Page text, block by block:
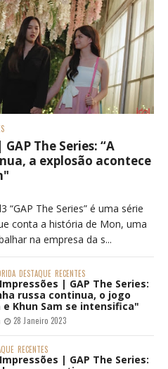
The Series: “A
a explosão acontece
“GAP The Series” é uma série
conta a história de Mon, uma
na empresa da s...
DESTAQUE RECENTES
| GAP The Series:
russa continua, o jogo
Khun Sam se intensifica"
28 Janeiro 2023
RECENTES
| GAP The Series: